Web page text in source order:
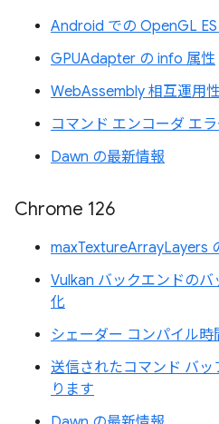
Android での OpenGL
GPUAdapter の info 属性
WebAssembly 相互運用
コマンド エンコーダ エ
Dawn の最新情報
Chrome 126
maxTextureArrayLayers
Vulkan バックエンドの
化
シェーダー コンパイル時
送信されたコマンド バ
ります